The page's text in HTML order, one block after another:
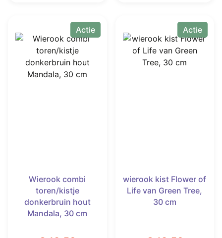
Actie
Wierook combi
toren/kistje
donkerbruin hout
Mandala, 30 cm
Actie
wierook kist Flower of
Life van Green Tree,
30 cm